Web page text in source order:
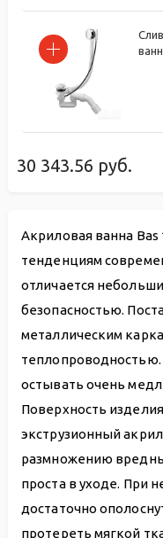
30 343.56 руб.
Акриловая ванна Bas
тенденциям
отличается
безопасностью.
металлическим
теплопроводностью.
остывать очень
Поверхность
экструзионный
размножению
проста в уходе. При
достаточно
протереть мягкой